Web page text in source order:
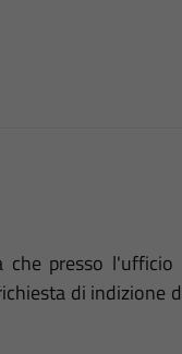
che presso
di indizione